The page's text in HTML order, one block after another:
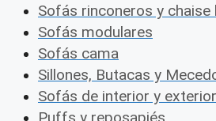
Sofás rinconeros y chaise
Sofás modulares
Sofás cama
Sillones, Butacas y
Sofás de interior y exterior